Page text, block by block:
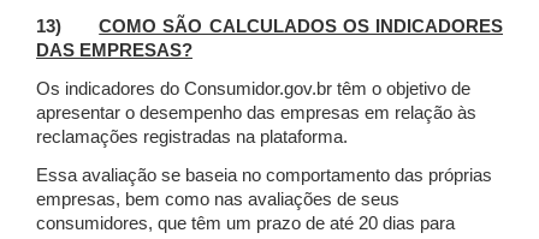
13)COMO SÃO CALCULADOS OS INDICADORES
DAS EMPRESAS?
Os indicadores do Consumidor.gov.br têm o objetivo de
apresentar o desempenho das empresas em relação às
reclamações registradas na plataforma.
Essa avaliação se baseia no comportamento das próprias
empresas, bem como nas avaliações de seus
consumidores, que têm um prazo de até 20 dias para